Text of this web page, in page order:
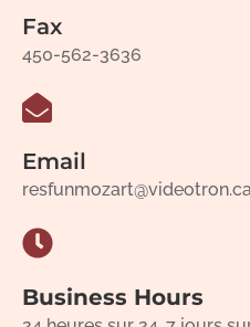
Fax
450-562-3636
Email
Business Hours